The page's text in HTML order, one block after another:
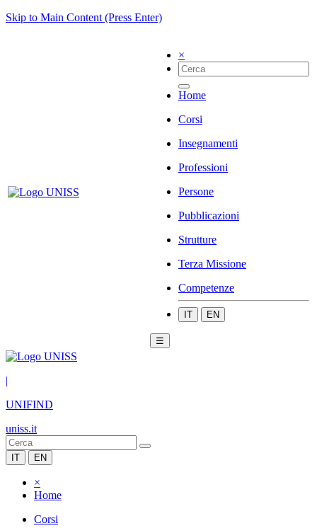
Skip to Main Content (Press Enter)
×
Home
Corsi
Insegnamenti
Professioni
Persone
Pubblicazioni
Strutture
Terza Missione
Competenze
IT EN
☰
|
UNIFIND
uniss.it
IT EN
×
Home
Corsi